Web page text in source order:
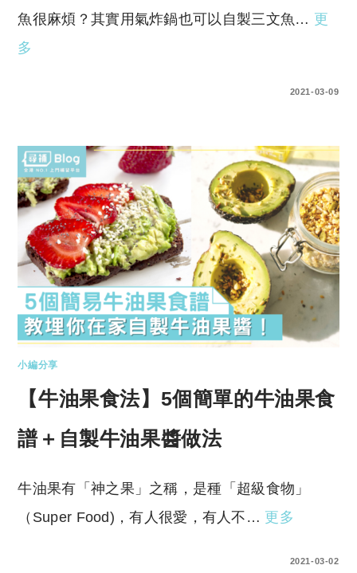
魚很麻煩？其實用氣炸鍋也可以自製三文魚… 更
多
2021-03-09
小編分享
【牛油果食法】5個簡單的牛油果食
譜＋自製牛油果醬做法
牛油果有「神之果」之稱，是種「超級食物」
（Super Food)，有人很愛，有人不… 更多
2021-03-02